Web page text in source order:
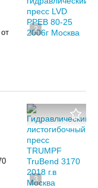
2
3